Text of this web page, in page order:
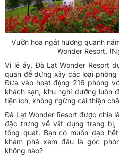
Vườn hoa ngát hương quanh
Wonder Resort.
Vì lẽ ấy, Đà Lạt Wonder Resort
quan để dựng xây các loại
Đưa vào hoạt động 216 phòng
khách sạn, khu nghỉ dưỡng luôn
tiện ích, không ngừng cải thiện
Đà Lạt Wonder Resort được chia
đặc trưng về vật dụng trang bị,
tổng quát. Bạn có muốn dạo
khám phá xem đâu là góc
không nào?